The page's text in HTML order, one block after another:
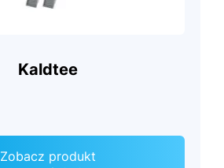
Kaldtee
Zobacz produkt